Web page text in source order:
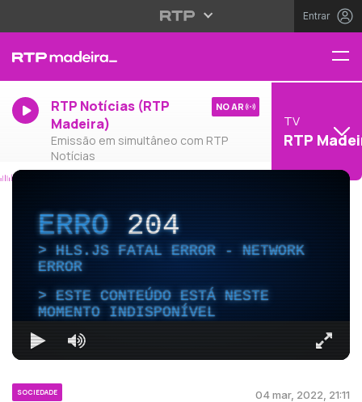
Entrar
RTP Notícias (RTP
Madeira)
Emissão em simultâneo com RTP
Notícias
NO AR
TV
RTP
ERRO204
HLS.JS FATAL ERROR - NETWORK
ERROR
ESTE CONTEÚDO ESTÁ NESTE
MOMENTO INDISPONÍVEL
SOCIEDADE 04 mar, 2022, 21:11